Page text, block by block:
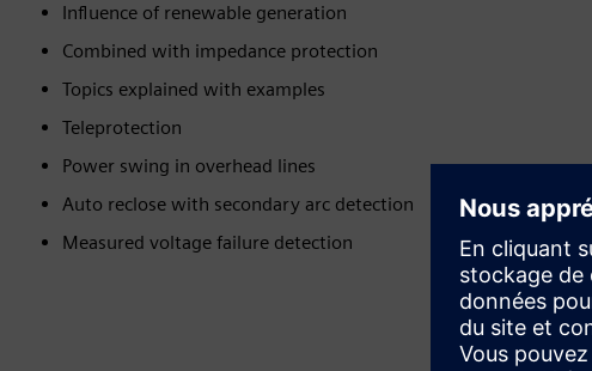
Influence of renewable generation
Combined with impedance protection
Topics explained with examples
Teleprotection
Power swing in overhead lines
Auto reclose with secondary arc detection
Measured voltage failure detection